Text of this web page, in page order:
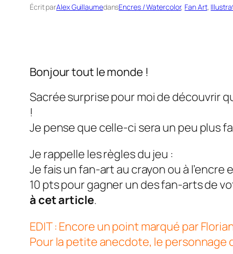
Écrit parAlex GuillaumedansEncres / Watercolor, Fan Art,
Bonjour tout le monde !
Sacrée surprise pour moi de découvrir
!
Je pense que celle-ci sera un peu plus
Je rappelle les règles du jeu :
Je fais un fan-art au crayon ou à
10 pts pour gagner un des fan-arts de
à cet article.
EDIT : Encore un point marqué par
Pour la petite anecdote, le personnage